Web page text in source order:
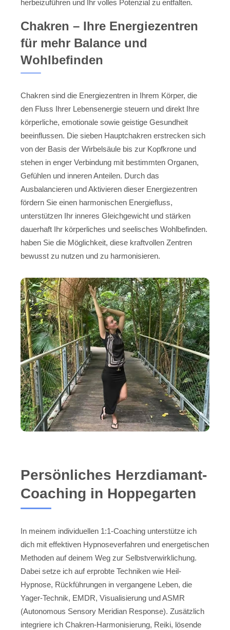
herbeizuführen und Ihr volles Potenzial zu entfalten.
Chakren – Ihre Energiezentren
für mehr Balance und
Wohlbefinden
Chakren sind die Energiezentren in Ihrem Körper, die
den Fluss Ihrer Lebensenergie steuern und direkt Ihre
körperliche, emotionale sowie geistige Gesundheit
beeinflussen. Die sieben Hauptchakren erstrecken sich
von der Basis der Wirbelsäule bis zur Kopfkrone und
stehen in enger Verbindung mit bestimmten Organen,
Gefühlen und inneren Anteilen. Durch das
Ausbalancieren und Aktivieren dieser Energiezentren
fördern Sie einen harmonischen Energiefluss,
unterstützen Ihr inneres Gleichgewicht und stärken
dauerhaft Ihr körperliches und seelisches Wohlbefinden.
haben Sie die Möglichkeit, diese kraftvollen Zentren
bewusst zu nutzen und zu harmonisieren.
Persönliches Herzdiamant-
Coaching in Hoppegarten
In meinem individuellen 1:1-Coaching unterstütze ich
dich mit effektiven Hypnoseverfahren und energetischen
Methoden auf deinem Weg zur Selbstverwirklichung.
Dabei setze ich auf erprobte Techniken wie Heil-
Hypnose, Rückführungen in vergangene Leben, die
Yager-Technik, EMDR, Visualisierung und ASMR
(Autonomous Sensory Meridian Response). Zusätzlich
integriere ich Chakren-Harmonisierung, Reiki, lösende